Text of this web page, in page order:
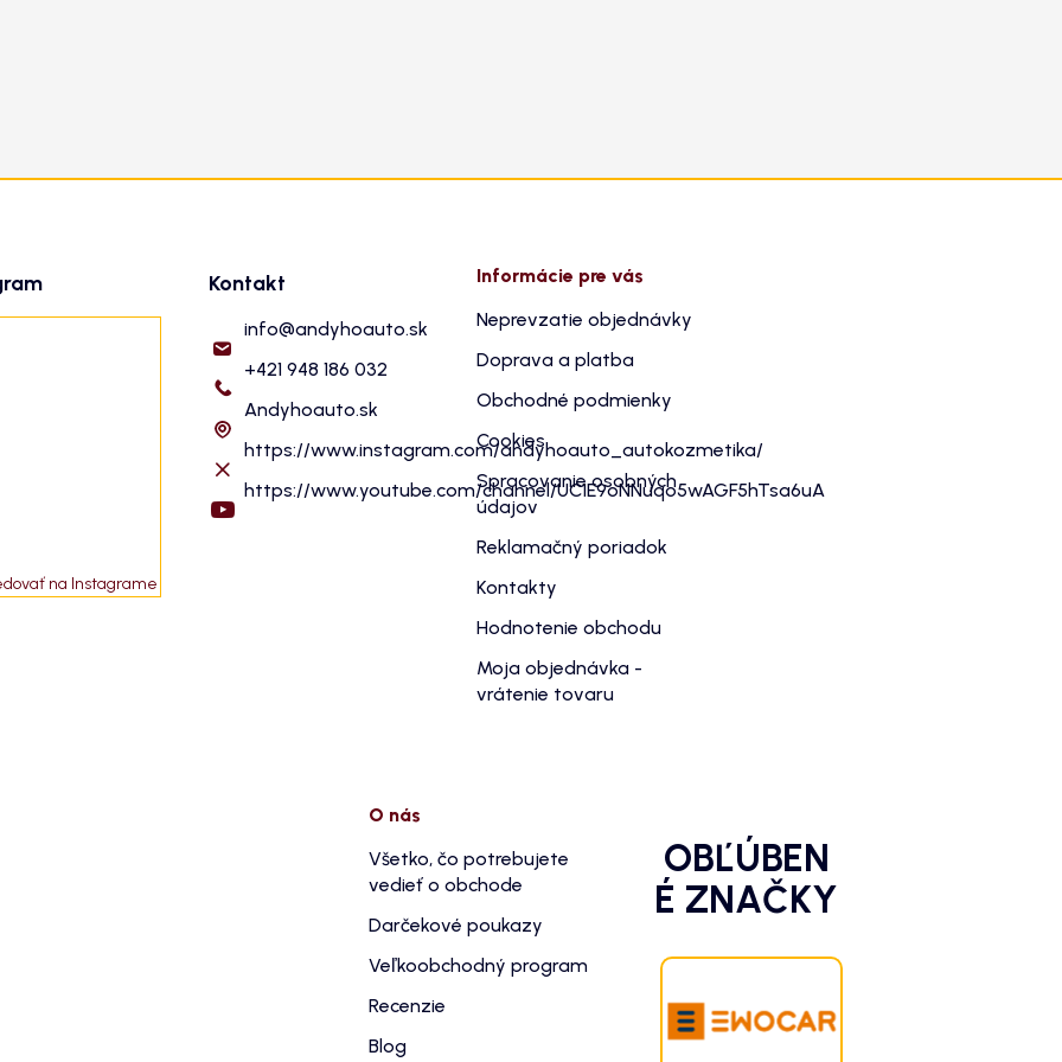
na Instagrame
Kontakt
info@andyhoauto.sk
+421 948 186 032
Andyhoauto.sk
https://www.instagram.com/andyhoauto_autokozmetika/
https://www.youtube.com/channel/UC1E9oNNuqo5wAGF5hTsa6uA
Informácie pre vás
Neprevzatie objednávky
Doprava a platba
Obchodné podmienky
Cookies
Spracovanie osobných
údajov
Reklamačný poriadok
Kontakty
Hodnotenie obchodu
Moja objednávka -
vrátenie tovaru
O nás
Všetko, čo potrebujete
vedieť o obchode
Darčekové poukazy
Veľkoobchodný program
Recenzie
Blog
OBĽÚBEN
É ZNAČKY